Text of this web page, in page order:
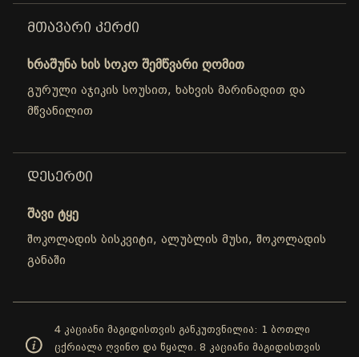
ᲛᲗᲐᲕᲐᲠᲘ ᲙᲔᲠᲫᲘ
ხრაშუნა ხის სოკო შემწვარი ღომით
გურული აჯიკის სოუსით, ხახვის მარინადით და
მწვანილით
ᲓᲔᲡᲔᲠᲢᲘ
შავი ტყე
შოკოლადის ბისკვიტი, ალუბლის მუსი, შოკოლადის
განაში
4 კაციანი მაგიდისთვის განკუთვნილია: 1 ბოთლი
ცქრიალა ღვინო და წყალი. 8 კაციანი მაგიდისთვის